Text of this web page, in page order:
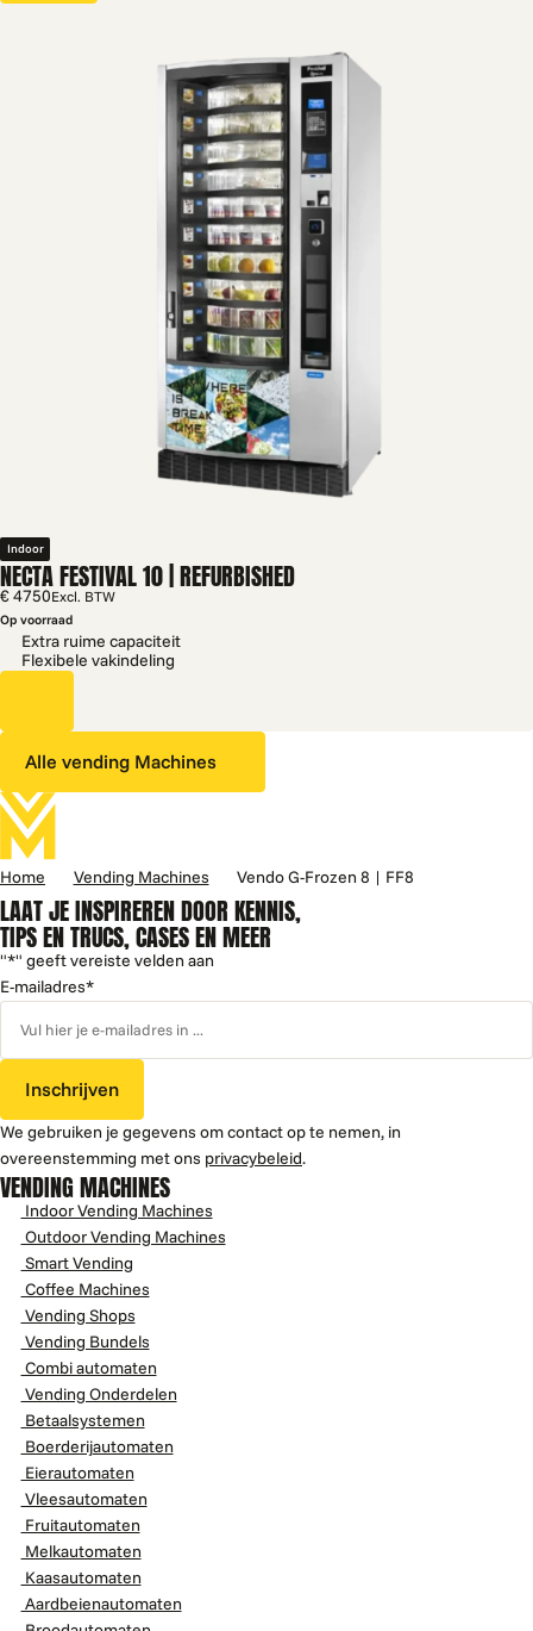
Indoor
NECTA FESTIVAL 10 | REFURBISHED
€ 4750Excl. BTW
Op voorraad
Extra ruime capaciteit
Flexibele vakindeling
Alle vending Machines
Home Vending Machines Vendo G-Frozen 8 | FF8
LAAT JE INSPIREREN DOOR KENNIS,
TIPS EN TRUCS, CASES EN MEER
"*" geeft vereiste velden aan
E-mailadres*
Inschrijven
We gebruiken je gegevens om contact op te nemen, in
overeenstemming met ons privacybeleid.
VENDING MACHINES
Indoor Vending Machines
Outdoor Vending Machines
Smart Vending
Coffee Machines
Vending Shops
Vending Bundels
Combi automaten
Vending Onderdelen
Betaalsystemen
Boerderijautomaten
Eierautomaten
Vleesautomaten
Fruitautomaten
Melkautomaten
Kaasautomaten
Aardbeienautomaten